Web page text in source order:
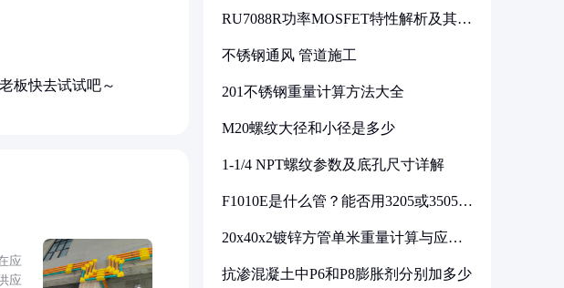
板快去试试吧～
应
应
RU7088R功率MOSFET特性解析及其在
不锈钢通风 管道施工
201不锈钢重量计算方法大全
M20螺纹大径和小径是多少
1-1/4 NPT螺纹参数及底孔尺寸详解
F1010E是什么管？能否用3205或3505代
20x40x2镀锌方管单米重量计算与应用
抗渗混凝土中P6和P8膨胀剂分别加多少